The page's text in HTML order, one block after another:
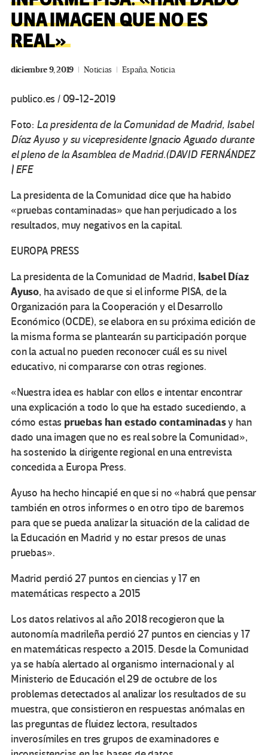
UNA IMAGEN QUE NO ES
REAL»
diciembre 9, 2019 Noticias España,Noticia
publico.es / 09-12-2019
Foto: La presidenta de la Comunidad de Madrid, Isabel
Díaz Ayuso y su vicepresidente Ignacio Aguado durante
el pleno de la Asamblea de Madrid.(DAVID FERNÁNDEZ
| EFE
La presidenta de la Comunidad dice que ha habido
«pruebas contaminadas» que han perjudicado a los
resultados, muy negativos en la capital.
EUROPA PRESS
La presidenta de la Comunidad de Madrid, Isabel Díaz
Ayuso, ha avisado de que si el informe PISA, de la
Organización para la Cooperación y el Desarrollo
Económico (OCDE), se elabora en su próxima edición de
la misma forma se plantearán su participación porque
con la actual no pueden reconocer cuál es su nivel
educativo, ni compararse con otras regiones.
«Nuestra idea es hablar con ellos e intentar encontrar
una explicación a todo lo que ha estado sucediendo, a
cómo estas pruebas han estado contaminadasy han
dado una imagen que no es real sobre la Comunidad»,
ha sostenido la dirigente regional en una entrevista
concedida a Europa Press.
Ayuso ha hecho hincapié en que si no «habrá que pensar
también en otros informes o en otro tipo de baremos
para que se pueda analizar la situación de la calidad de
la Educación en Madrid y no estar presos de unas
pruebas».
Madrid perdió 27 puntos en ciencias y 17 en
matemáticas respecto a 2015
Los datos relativos al año 2018 recogieron que la
autonomía madrileña perdió 27 puntos en ciencias y 17
en matemáticas respecto a 2015. Desde la Comunidad
ya se había alertado al organismo internacional y al
Ministerio de Educación el 29 de octubre de los
problemas detectados al analizar los resultados de su
muestra, que consistieron en respuestas anómalas en
las preguntas de fluidez lectora, resultados
inverosímiles en tres grupos de examinadores e